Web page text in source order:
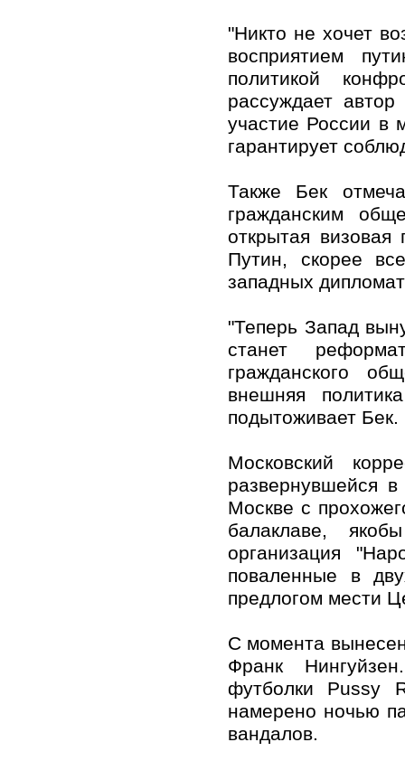
"Никто не хочет
восприятием
политикой
рассуждает
участие России в
гарантирует
Также Бек
гражданским
открытая
Путин, скорее
западных
"Теперь Запад
станет
гражданского
внешняя
подытоживает Бек.
Московский
развернувшейся
Москве с
балаклаве,
организация
поваленные в
предлогом мести
С момента
Франк
футболки Pussy
намерено ночью
вандалов.